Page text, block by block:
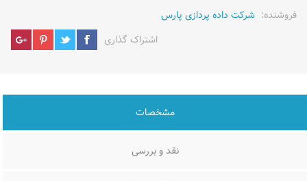
فروشنده: شرکت داده پردازی پارس
اشتراک گذاری
مشخصات
نقد و بررسی